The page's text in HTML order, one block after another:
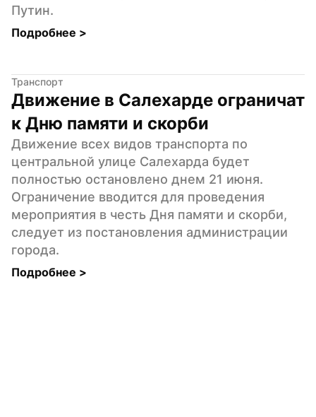
Путин.
Подробнее >
Транспорт
Движение в Салехарде ограничат
к Дню памяти и скорби
Движение всех видов транспорта по
центральной улице Салехарда будет
полностью остановлено днем 21 июня.
Ограничение вводится для проведения
мероприятия в честь Дня памяти и скорби,
следует из постановления администрации
города.
Подробнее >